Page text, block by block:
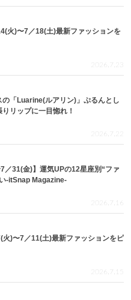
火)〜7／18(土)最新ファッションを
2026.7.23
「Luarine(ルアリン)」ぷるんとし
リップに一目惚れ！
2026.7.22
／31(金)】運気UPの12星座別“ファ
-itSnap Magazine-
2026.7.16
火)〜7／11(土)最新ファッションをピ
2026.7.15